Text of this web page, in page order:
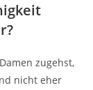
zugehst,
nicht eher